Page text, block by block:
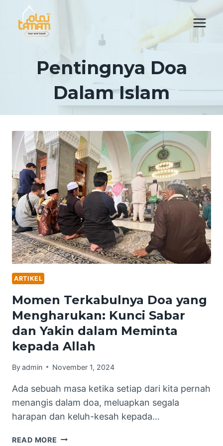
content
Pentingnya Doa
Dalam Islam
ARTIKEL
Momen Terkabulnya Doa yang
Mengharukan: Kunci Sabar
dan Yakin dalam Meminta
kepada Allah
Byadmin November 1, 2024
Ada sebuah masa ketika setiap dari kita pernah
menangis dalam doa, meluapkan segala
harapan dan keluh-kesah kepada…
READ MORE MOMEN